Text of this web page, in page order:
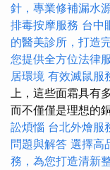
針，專業修補漏水
排毒按摩服務 台中
的醫美診所，打造
您提供全方位法律
居環境 有效滅鼠服
上，這些面霜具有
而不僅僅是理想的
訟煩惱 台北外燴服
問題與解答 選擇高
務，為您打造清新